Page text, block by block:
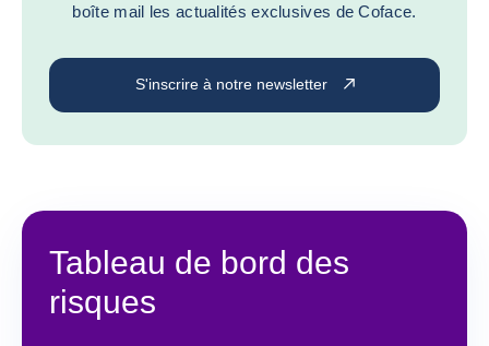
boîte mail les actualités exclusives de Coface.
S'inscrire à notre newsletter
Tableau de bord des
risques